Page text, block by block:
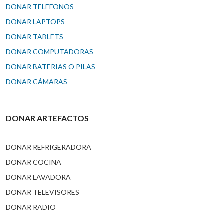
DONAR TELEFONOS
DONAR LAPTOPS
DONAR TABLETS
DONAR COMPUTADORAS
DONAR BATERIAS O PILAS
DONAR CÁMARAS
DONAR ARTEFACTOS
DONAR REFRIGERADORA
DONAR COCINA
DONAR LAVADORA
DONAR TELEVISORES
DONAR RADIO